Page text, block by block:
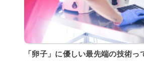
「卵子」に優しい最先端の技術